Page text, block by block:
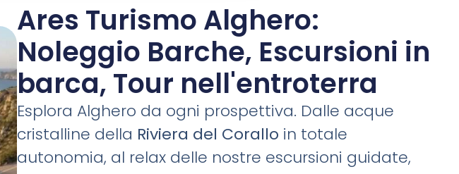
Ares Turismo Alghero:
Noleggio Barche, Escursioni in
barca, Tour nell'entroterra
Esplora Alghero da ogni prospettiva. Dalle acque
cristalline della Riviera del Corallo in totale
autonomia, al relax delle nostre escursioni guidate,